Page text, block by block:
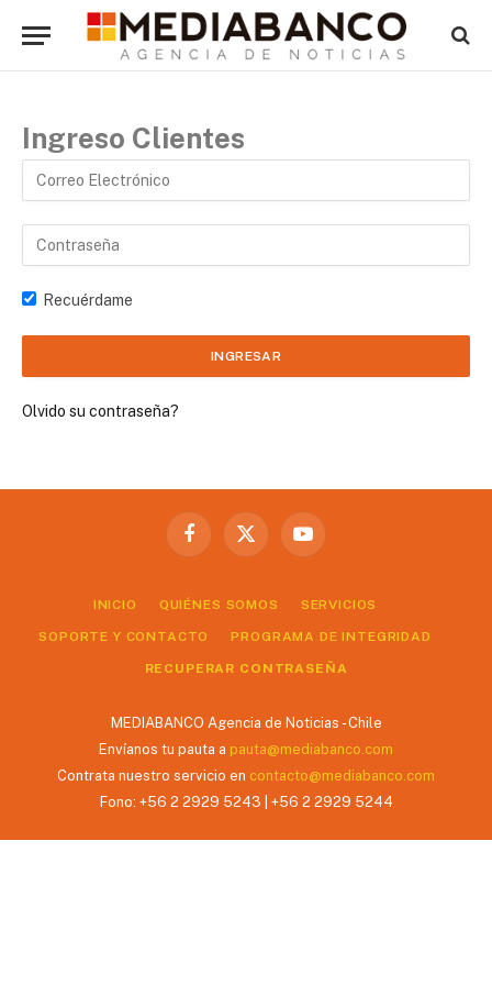
Ingreso Clientes
Recuérdame
Olvido su contraseña?
Facebook
X
YouTube
INICIO QUIÉNES SOMOS SERVICIOS
SOPORTE Y CONTACTO PROGRAMA DE INTEGRIDAD
RECUPERAR CONTRASEÑA
MEDIABANCO Agencia de Noticias - Chile
Envíanos tu pauta a pauta@mediabanco.com
Contrata nuestro servicio en contacto@mediabanco.com
Fono: +56 2 2929 5243 | +56 2 2929 5244